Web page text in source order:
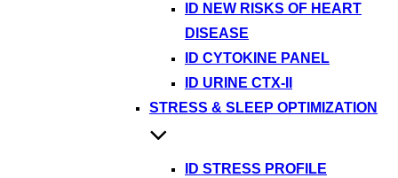
ID NEW RISKS OF HEART
DISEASE
ID CYTOKINE PANEL
ID URINE CTX-II
STRESS & SLEEP OPTIMIZATION
ID STRESS PROFILE